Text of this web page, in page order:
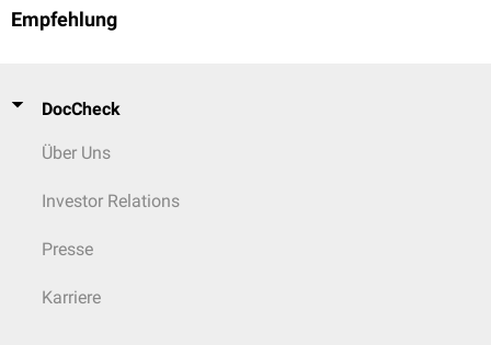
Empfehlung
DocCheck
Über Uns
Investor Relations
Presse
Karriere